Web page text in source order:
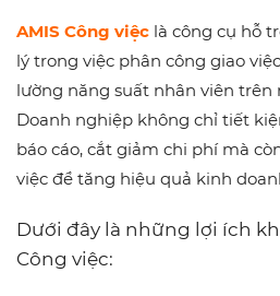
AMIS Công việc là công cụ hỗ
lý trong việc phân công giao
lường năng suất nhân viên
Doanh nghiệp không chỉ tiết
báo cáo, cắt giảm chi phí mà
việc để tăng hiệu quả kinh
Dưới đây là những lợi ích
Công việc: